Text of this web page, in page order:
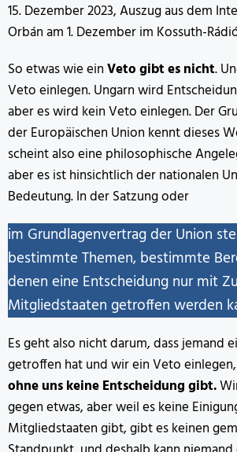
15. Dezember 2023, Auszug aus dem
Orbán am 1. Dezember im Kossuth-
So etwas wie einVeto gibt es nicht.
Veto einlegen. Ungarn wird
aber es wird kein Veto einlegen. Der
der Europäischen Union kennt dieses
scheint also eine philosophische
aber es ist hinsichtlich der nationalen
Bedeutung. In der Satzung oder
im Grundlagenvertrag der Union
bestimmte Themen, bestimmte
denen eine Entscheidung nur mit
Mitgliedstaaten getroffen werden
Es geht also nicht darum, dass jemand
getroffen hat und wir ein Veto
ohne uns keine Entscheidung gibt.
gegen etwas, aber weil es keine
Mitgliedstaaten gibt, gibt es keinen